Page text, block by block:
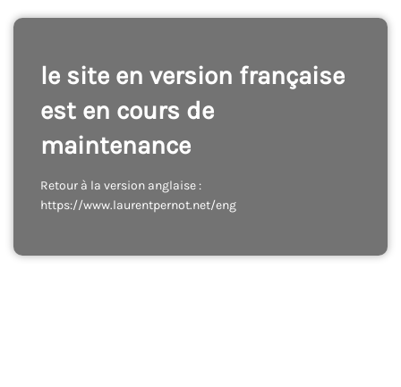
le site en version française
est en cours de
maintenance
Retour à la version anglaise :
https://www.laurentpernot.net/eng